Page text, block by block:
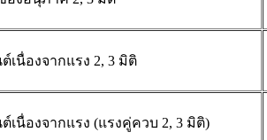
เนื่องจากแรง 2, 3 มิติ
เนื่องจากแรง (แรงคู่ควบ 2, 3 มิติ)